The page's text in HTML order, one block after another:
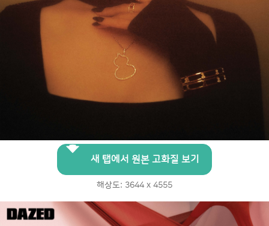
새 탭에서 원본 고화질 보기
해상도: 3644 x 4555